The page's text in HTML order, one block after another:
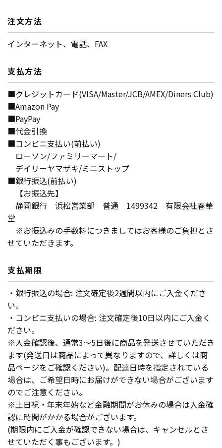
注文方法
インターネット、電話、FAX
支払方法
■クレジットカード(VISA/Master/JCB/AMEX/Diners Club)
■Amazon Pay
■PayPay
■代金引換
■コンビニ支払い(前払い)
ローソン/ファミリーマート/
デイリーヤマザキ/ミニストップ
■銀行振込(前払い)
【お振込先】
静岡銀行 浜松営業部 普通 1499342 有限会社春華
堂
※お振込みの手数料につきましてはお客様のご負担とさ
せていただきます。
支払期限
・銀行振込の場合: 注文確定後2週間以内にご入金くださ
い。
・コンビニ支払いの場合: 注文確定後10日以内にご入金く
ださい。
※入金確認後、通常3〜5日後に商品を発送させていただき
ます(発送日は商品によって異なりますので、詳しくは商
品ページをご確認ください)。配達日時を指定されている
場合は、ご希望日時にお届けができない場合がございます
のでご注意ください。
※土日祝・年末年始など金融期間がお休みの場合は入金確
認に時間がかかる場合がございます。
(期限内にご入金が確認できない場合は、キャンセルとさ
せていただく事もございます。)